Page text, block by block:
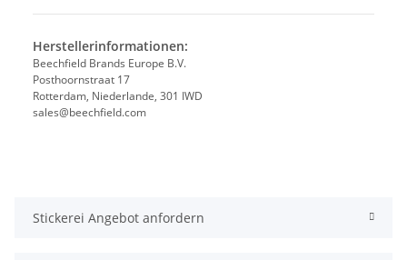
Herstellerinformationen:
Beechfield Brands Europe B.V.
Posthoornstraat 17
Rotterdam, Niederlande, 301 IWD
sales@beechfield.com
Stickerei Angebot anfordern